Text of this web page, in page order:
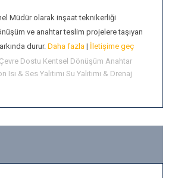
Müdür olarak inşaat teknikerliği
ve anahtar teslim projelere taşıyan
durur. Daha fazla | İletişime geç
Çevre Dostu Kentsel Dönüşüm Anahtar
Isı & Ses Yalıtımı Su Yalıtımı & Drenaj